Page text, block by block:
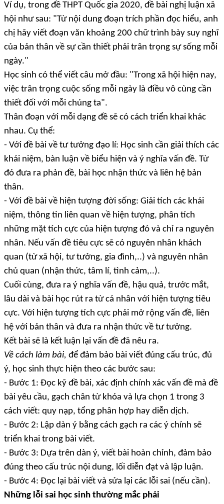
Ví dụ, trong đề THPT Quốc gia 2020, đề bài nghị luận xã
hội như sau: "Từ nội dung đoạn trích phần đọc hiểu, anh
chị hãy viết đoạn văn khoảng 200 chữ trình bày suy nghĩ
của bản thân về sự cần thiết phải trân trọng sự sống mỗi
ngày."
Học sinh có thể viết câu mở đầu: "Trong xã hội hiện nay,
việc trân trọng cuộc sống mỗi ngày là điều vô cùng cần
thiết đối với mỗi chúng ta".
Thân đoạn với mỗi dạng đề sẽ có cách triển khai khác
nhau. Cụ thể:
- Với đề bài về tư tưởng đạo lí: Học sinh cần giải thích các
khái niệm, bàn luận về biểu hiện và ý nghĩa vấn đề. Từ
đó đưa ra phản đề, bài học nhận thức và liên hệ bản
thân.
- Với đề bài về hiện tượng đời sống: Giải tích các khái
niệm, thông tin liên quan về hiện tượng, phân tích
những mặt tích cực của hiện tượng đó và chỉ ra nguyên
nhân. Nếu vấn đề tiêu cực sẽ có nguyên nhân khách
quan (từ xã hội, tư tưởng, gia đình,..) và nguyên nhân
chủ quan (nhận thức, tâm lí, tình cảm,..).
Cuối cùng, đưa ra ý nghĩa vấn đề, hậu quả, trước mắt,
lâu dài và bài học rút ra từ cá nhân với hiện tượng tiêu
cực. Với hiện tượng tích cực phải mở rộng vấn đề, liên
hệ với bản thân và đưa ra nhận thức về tư tưởng.
Kết bài sẽ là kết luận lại vấn đề đã nêu ra.
Về cách làm bài, để đảm bảo bài viết đúng cấu trúc, đủ
ý, học sinh thực hiện theo các bước sau:
- Bước 1: Đọc kỹ đề bài, xác định chính xác vấn đề mà đề
bài yêu cầu, gạch chân từ khóa và lựa chọn 1 trong 3
cách viết: quy nạp, tổng phân hợp hay diễn dịch.
- Bước 2: Lập dàn ý bằng cách gạch ra các ý chính sẽ
triển khai trong bài viết.
- Bước 3: Dựa trên dàn ý, viết bài hoàn chỉnh, đảm bảo
đúng theo cấu trúc nội dung, lối diễn đạt và lập luận.
- Bước 4: Đọc lại bài viết và sửa lại các lỗi sai (nếu cần).
Những lỗi sai học sinh thường mắc phải